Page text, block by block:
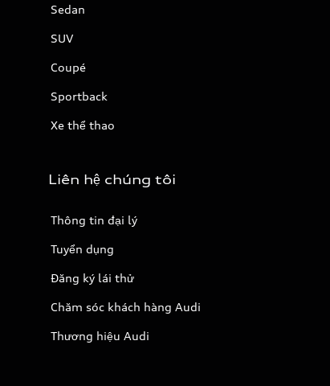
Sedan
SUV
Coupé
Sportback
Xe thể thao
Liên hệ chúng tôi
Thông tin đại lý
Tuyển dụng
Đăng ký lái thử
Chăm sóc khách hàng Audi
Thương hiệu Audi